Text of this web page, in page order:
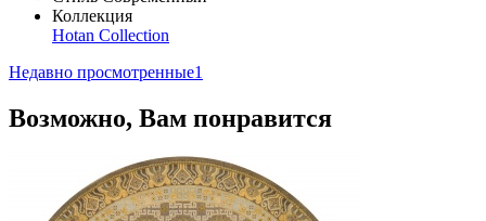
Коллекция
Hotan Collection
Недавно просмотренные1
Возможно, Вам понравится